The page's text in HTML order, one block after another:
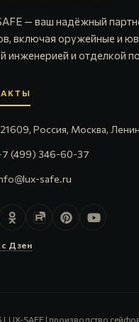
— ваш надёжный
включая оружейные и
инженерией и отделкой
Россия, Москва,
(499) 346-60-37
safe.ru
Дзен
SAFE | производство